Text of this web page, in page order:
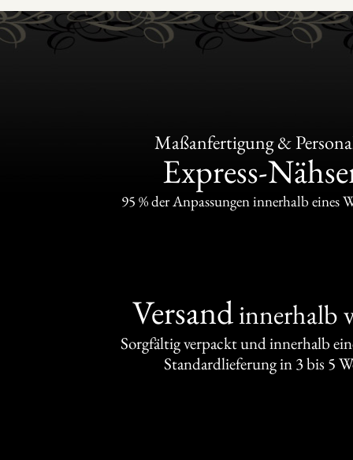
Maßanfertigung &
Express-
95 % der Anpassungen innerhalb eines
Versandinnerhalb
Sorgfältig verpackt und innerhalb
Standardlieferung in 3 bis 5